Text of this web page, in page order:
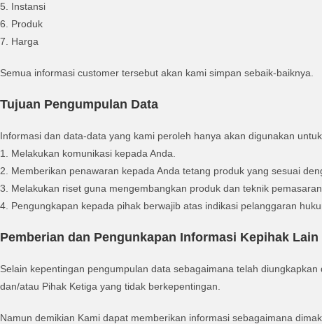
5. Instansi
6. Produk
7. Harga
Semua informasi customer tersebut akan kami simpan sebaik-baiknya.
Tujuan Pengumpulan Data
Informasi dan data-data yang kami peroleh hanya akan digunakan
1. Melakukan komunikasi kepada Anda.
2. Memberikan penawaran kepada Anda tetang produk yang sesuai
3. Melakukan riset guna mengembangkan produk dan teknik pemasaran.
4. Pengungkapan kepada pihak berwajib atas indikasi pelanggaran
Pemberian dan Pengunkapan Informasi Kepihak Lain
Selain kepentingan pengumpulan data sebagaimana telah
dan/atau Pihak Ketiga yang tidak berkepentingan.
Namun demikian Kami dapat memberikan informasi sebagaimana